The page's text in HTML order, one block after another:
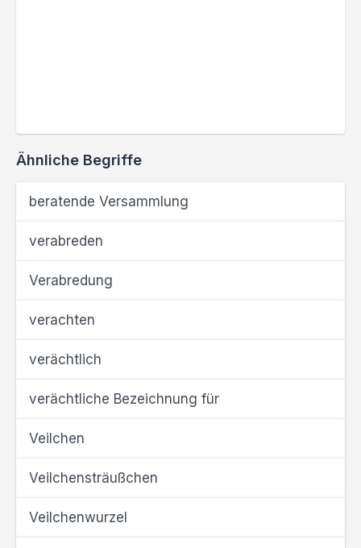
Ähnliche Begriffe
beratende Versammlung
verabreden
Verabredung
verachten
verächtlich
verächtliche Bezeichnung für
Veilchen
Veilchensträußchen
Veilchenwurzel